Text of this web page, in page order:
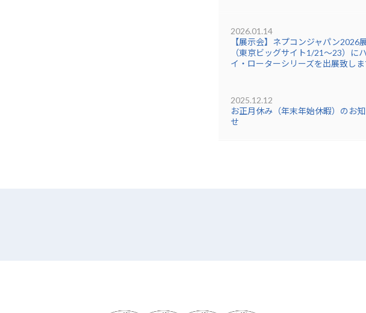
2026.01.14
【展示会】ネプコンジャパン2026
（東京ビッグサイト1/21～23）にハ
イ・ローターシリーズを出展致しま
2025.12.12
お正月休み（年末年始休暇）のお知
せ